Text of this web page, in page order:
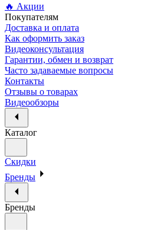
🔥 Акции
Покупателям
Доставка и оплата
Как оформить заказ
Видеоконсультация
Гарантии, обмен и возврат
Часто задаваемые вопросы
Контакты
Отзывы о товарах
Видеообзоры
Каталог
Скидки
Бренды
Бренды